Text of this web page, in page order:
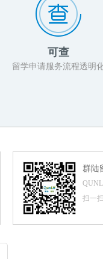
可查
留学申请服务流程透明
群陆
扫一